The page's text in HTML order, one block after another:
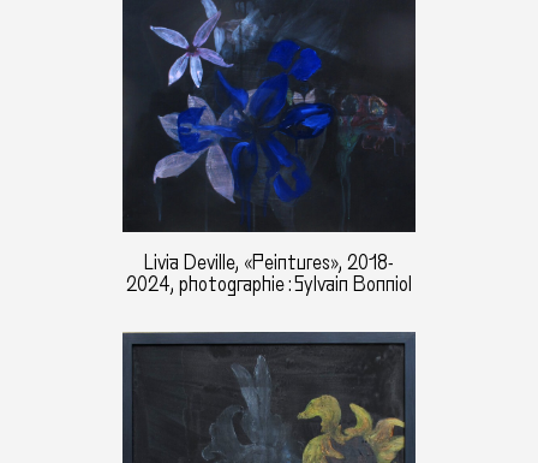
Livia Deville, «Peintures», 2018-
2024, photographie : Sylvain Bonniol